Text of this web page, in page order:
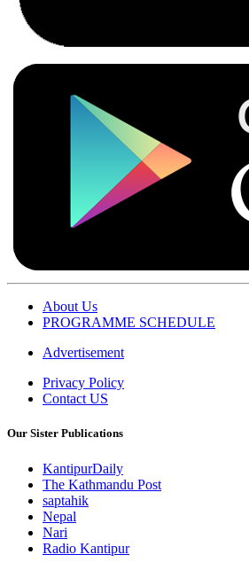
About Us
PROGRAMME SCHEDULE
Advertisement
Privacy Policy
Contact US
Our Sister Publications
KantipurDaily
The Kathmandu Post
saptahik
Nepal
Nari
Radio Kantipur